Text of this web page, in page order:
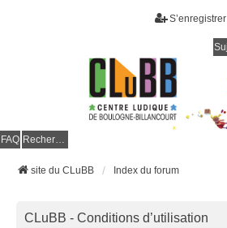
S’enregistrer
FAQ Rechercher
site du CLuBB Index du forum
CLuBB - Conditions d’utilisation